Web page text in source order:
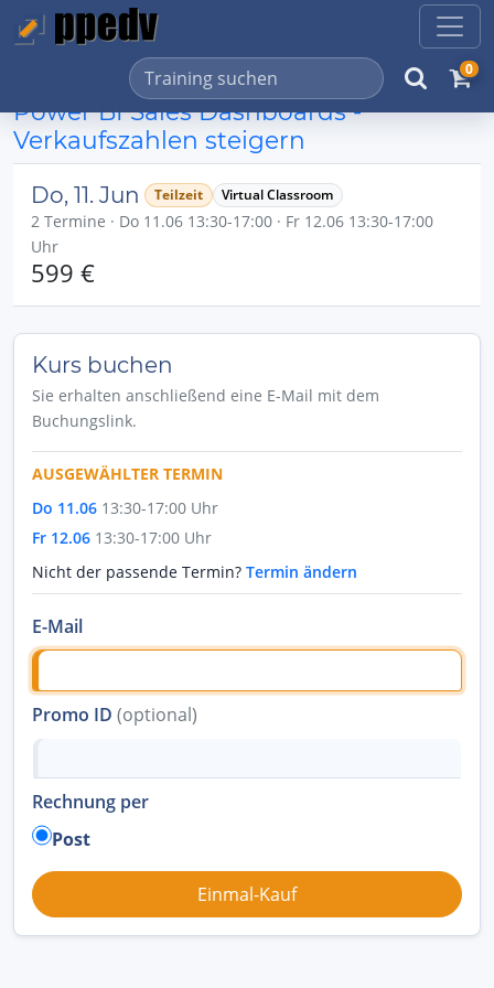
0
Power BI Sales Dashboards -
Verkaufszahlen steigern
Do, 11. Jun Teilzeit Virtual Classroom
2 Termine · Do 11.06 13:30-17:00 · Fr 12.06 13:30-17:00
Uhr
599 €
Kurs buchen
Sie erhalten anschließend eine E-Mail mit dem
Buchungslink.
AUSGEWÄHLTER TERMIN
Do 11.06 13:30-17:00 Uhr
Fr 12.06 13:30-17:00 Uhr
Nicht der passende Termin? Termin ändern
E-Mail
Promo ID (optional)
Rechnung per
Post